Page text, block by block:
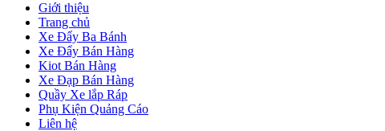
Giới thiệu
Trang chủ
Xe Đẩy Ba Bánh
Xe Đẩy Bán Hàng
Kiot Bán Hàng
Xe Đạp Bán Hàng
Quầy Xe lắp Ráp
Phụ Kiện Quảng Cáo
Liên hệ